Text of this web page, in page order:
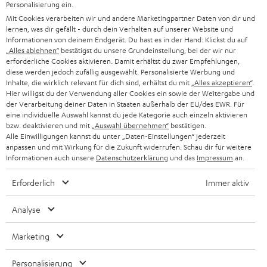
g
SMART HOME
BLUETOOTH-LAUTSPRECHER
KOPFHÖRER
BLUETOOTH-KOPFHÖRER
STEREOANLAGEN
LAUTSPRECHER
ULTIMA-SERIE
IN-EAR-KOPFHÖRER
FANSHOP
NEUHEITEN
PRESSE & MARKETING
GESCHÄFTSKUNDEN
PARTNERPROGRAMM
BLOG
NEWSLETTER
STORES
DEINE VORTEILE BEI TEUFEL
UNSER MANAGEMENT
NACHHALTIGKEIT
ÖSTERREICH
SCHWEIZ
NIEDERLANDE
BELGIEN
FRANKREICH
POLEN
SPANIEN
ITALIEN
Technische Änderungen, Tippfehler und Irrtum vorbehalten. Das auf unseren
Personalisierung ein.
Mit Cookies verarbeiten wir und andere Marketingpartner Daten von dir und
lernen, was dir gefällt - durch dein Verhalten auf unserer Website und
Informationen von deinem Endgerät. Du hast es in der Hand: Klickst du auf
„Alles ablehnen“ bestätigst du unsere Grundeinstellung, bei der wir nur
erforderliche Cookies aktivieren. Damit erhältst du zwar Empfehlungen,
diese werden jedoch zufällig ausgewählt. Personalisierte Werbung und
Inhalte, die wirklich relevant für dich sind, erhältst du mit „Alles akzeptieren“.
Hier willigst du der Verwendung aller Cookies ein sowie der Weitergabe und
der Verarbeitung deiner Daten in Staaten außerhalb der EU/des EWR. Für
eine individuelle Auswahl kannst du jede Kategorie auch einzeln aktivieren
bzw. deaktivieren und mit „Auswahl übernehmen“ bestätigen.
Alle Einwilligungen kannst du unter „Daten-Einstellungen“ jederzeit
anpassen und mit Wirkung für die Zukunft widerrufen. Schau dir für weitere
Informationen auch unsere Datenschutzerklärung und das Impressum an.
Erforderlich Immer aktiv
Analyse
Marketing
Personalisierung